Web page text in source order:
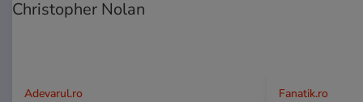
Adevarul.ro Fanatik.ro